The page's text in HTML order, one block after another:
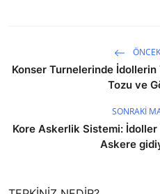
Konser Turnelerinde İdollerin
Tozu ve
SONRAKI
Kore Askerlik Sistemi: İdoller
Askere